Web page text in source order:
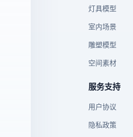
灯具模型
室内场景
雕塑模型
空间素材
服务支持
用户协议
隐私政策